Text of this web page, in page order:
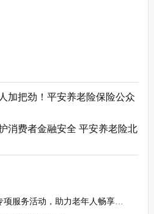
加把劲！平安养老险保险公众
消费者金融安全 平安养老险北
务活动，助力老年人畅享智能生活